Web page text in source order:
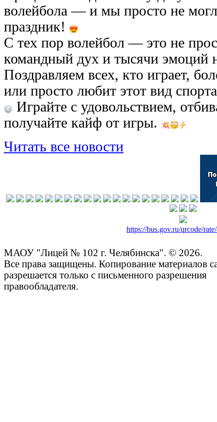
волейбола — и мы просто не
праздник!
С тех пор волейбол — это не
командный дух и тысячи эмоций
Поздравляем всех, кто играет,
или просто любит этот вид
Играйте с удовольствием,
получайте кайф от игры.
Читать все новости
https://bus.gov.ru/qrcode/
МАОУ "Лицей № 102 г. Челябинска". © 2026.
Все права защищены. Копирование материалов
разрешается только с письменного разрешения
правообладателя.